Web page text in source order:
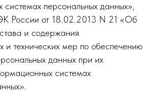
персональных данных»,
России от 18.02.2013 N 21 «Об
и содержания
и технических мер по обеспечению
данных при их
системах